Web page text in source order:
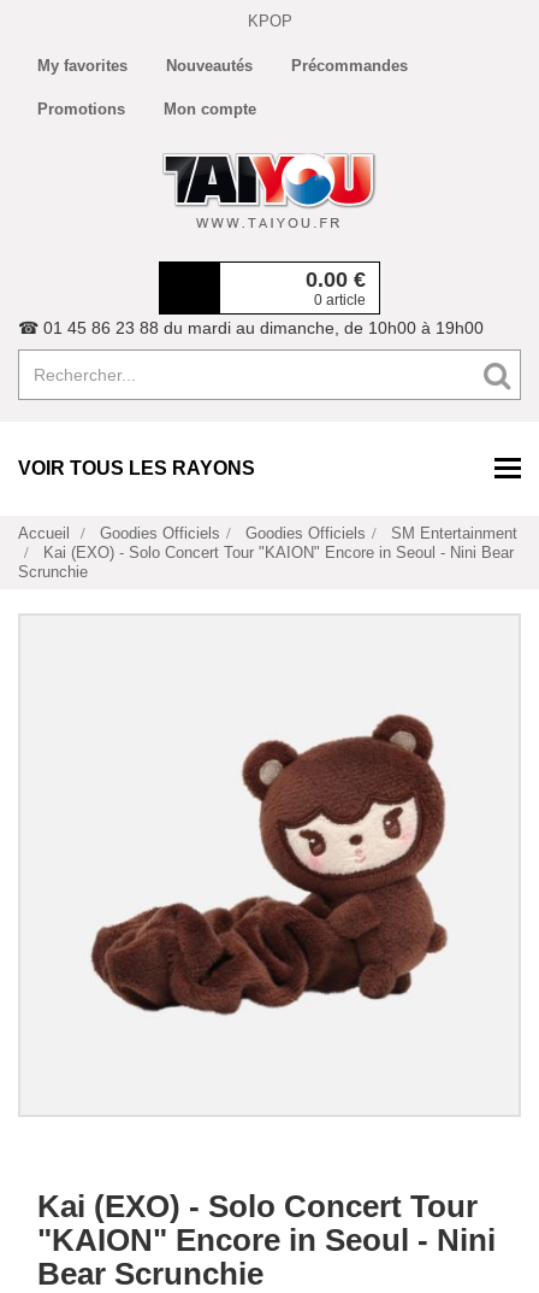
KPOP
My favorites Nouveautés Précommandes
Promotions Mon compte
0.00 €
0 article
☎ 01 45 86 23 88 du mardi au dimanche, de 10h00 à 19h00
VOIR TOUS LES RAYONS
Accueil Goodies Officiels Goodies Officiels
SM Entertainment
Kai (EXO) - Solo Concert Tour "KAION" Encore in Seoul - Nini Bear
Scrunchie
Kai (EXO) - Solo Concert Tour
"KAION" Encore in Seoul - Nini
Bear Scrunchie